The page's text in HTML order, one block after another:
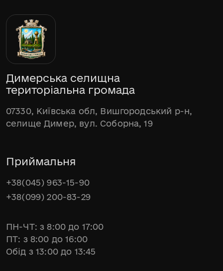
Димерська селищна
територіальна громада
07330, Київська обл, Вишгородський р-н,
селище Димер, вул. Соборна, 19
Приймальня
+38(045) 963-15-90
+38(099) 200-83-29
ПН-ЧТ: з 8:00 до 17:00
ПТ: з 8:00 до 16:00
Обід з 13:00 до 13:45